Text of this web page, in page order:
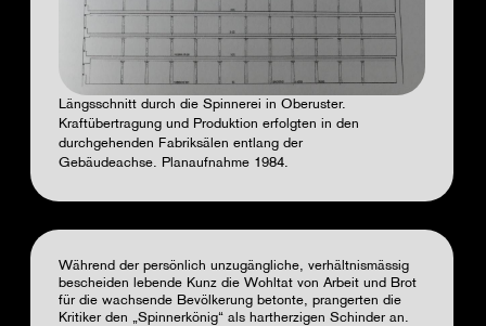
Längsschnitt durch die Spinnerei in Oberuster.
Kraftübertragung und Produktion erfolgten in den
durchgehenden Fabriksälen entlang der
Gebäudeachse. Planaufnahme 1984.
Während der persönlich unzugängliche, verhältnismässig
bescheiden lebende Kunz die Wohltat von Arbeit und Brot
für die wachsende Bevölkerung betonte, prangerten die
Kritiker den „Spinnerkönig“ als hartherzigen Schinder an.